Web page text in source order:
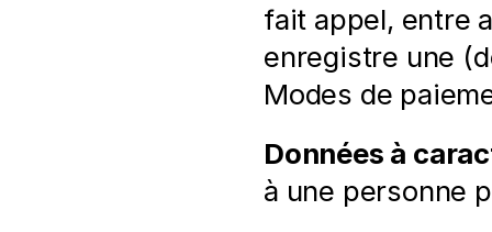
fait appel, entre
enregistre une
Modes de
Données à
à une personne